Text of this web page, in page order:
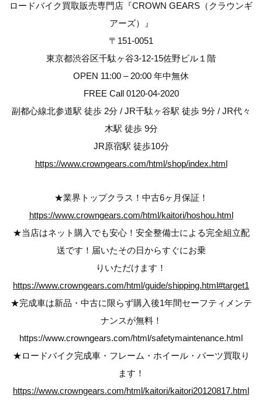
ロードバイク買取販売専門店『CROWN GEARS（クラウンギ
アーズ）』
〒151-0051
東京都渋谷区千駄ヶ谷3-12-15佐野ビル１階
OPEN 11:00 – 20:00 年中無休
FREE Call 0120-04-2020
副都心線北参道駅 徒歩 2分 / JR千駄ヶ谷駅 徒歩 9分 / JR代々
木駅 徒歩 9分
JR原宿駅 徒歩10分
https://www.crowngears.com/html/shop/index.html
★業界トップクラス！中古6ヶ月保証！
https://www.crowngears.com/html/kaitori/hoshou.html
★当店はネット購入でも安心！安全整備士による完全組立配
送です！届いたその日からすぐにお乗
りいただけます！
https://www.crowngears.com/html/guide/shipping.html#target1
★完成車は新品・中古に限らず購入後1年間セーフティメンテ
ナンスが無料！
https://www.crowngears.com/html/safetymaintenance.html
★ロードバイク完成車・フレーム・ホイール・パーツ買取り
ます！
https://www.crowngears.com/html/kaitori/kaitori20120817.html